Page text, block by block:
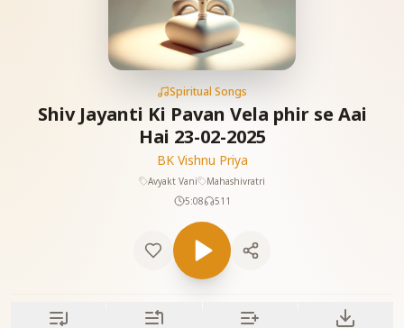
Spiritual Songs
Shiv Jayanti Ki Pavan Vela phir se Aai
Hai 23-02-2025
BK Vishnu Priya
Avyakt Vani
Mahashivratri
5:08
511